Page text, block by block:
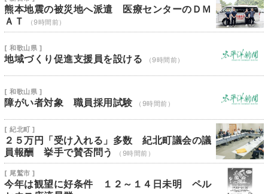
熊本地震の被災地へ派遣 医療センターのＤＭ
ＡＴ
（9時間前）
[ 和歌山県 ]
地域づくり促進支援員を設ける （9時間前）
[ 和歌山県 ]
障がい者対象 職員採用試験 （9時間前）
[ 紀北町 ]
２５万円「受け入れる」多数 紀北町議会の議
員報酬 挙手で賛否問う
（9時間前）
[ 尾鷲市 ]
今年は観望に好条件 １２～１４日未明 ペル